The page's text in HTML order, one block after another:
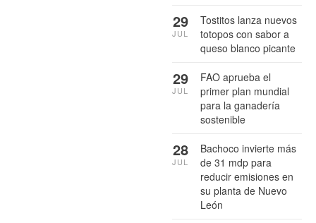
Tostitos lanza nuevos
totopos con sabor a
queso blanco picante
29
JUL
FAO aprueba el
primer plan mundial
para la ganadería
sostenible
29
JUL
Bachoco invierte más
de 31 mdp para
reducir emisiones en
su planta de Nuevo
León
28
JUL